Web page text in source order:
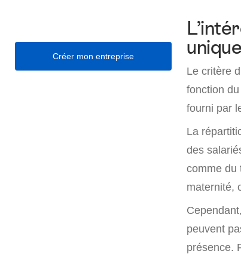
Créer mon entreprise
Le critère
fonction
fourni par
La
des
comme du
maternité,
peuvent
présence.